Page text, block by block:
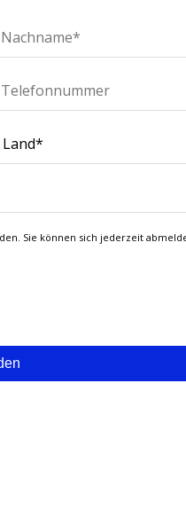
Sie können sich jederzeit